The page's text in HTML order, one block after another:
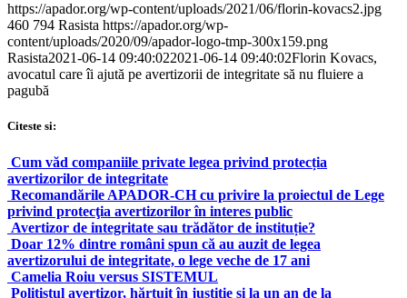
https://apador.org/wp-content/uploads/2021/06/florin-kovacs2.jpg
460 794 Rasista https://apador.org/wp-
content/uploads/2020/09/apador-logo-tmp-300x159.png
Rasista2021-06-14 09:40:022021-06-14 09:40:02Florin Kovacs,
avocatul care îi ajută pe avertizorii de integritate să nu fluiere a
pagubă
Citeste si:
Cum văd companiile private legea privind protecția
avertizorilor de integritate
Recomandările APADOR-CH cu privire la proiectul de Lege
privind protecţia avertizorilor în interes public
Avertizor de integritate sau trădător de instituție?
Doar 12% dintre români spun că au auzit de legea
avertizorului de integritate, o lege veche de 17 ani
Camelia Roiu versus SISTEMUL
Polițistul avertizor, hărțuit în justiție și la un an de la